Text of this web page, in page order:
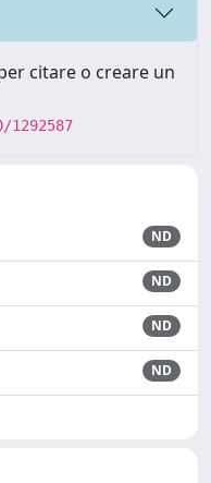
citare o creare un
ND
ND
ND
ND